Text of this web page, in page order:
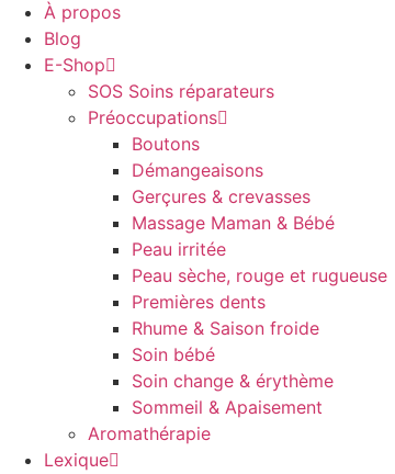
À propos
Blog
E-Shop
SOS Soins réparateurs
Préoccupations
Boutons
Démangeaisons
Gerçures & crevasses
Massage Maman & Bébé
Peau irritée
Peau sèche, rouge et rugueuse
Premières dents
Rhume & Saison froide
Soin bébé
Soin change & érythème
Sommeil & Apaisement
Aromathérapie
Lexique